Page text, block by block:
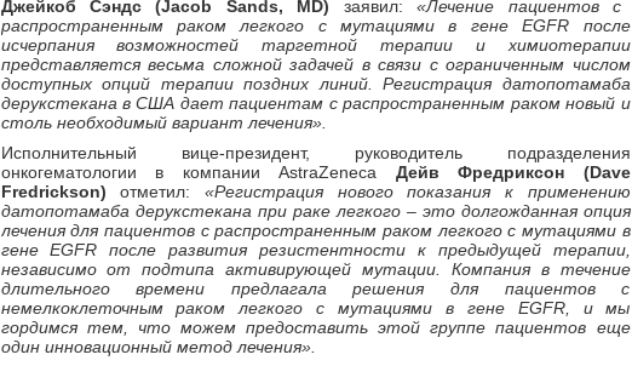
Джейкоб Сэндс (Jacob Sands, MD) заявил:«Лечение пациентов с
распространенным раком легкого с мутациями в гене EGFR после
исчерпания возможностей таргетной терапии и химиотерапии
представляется весьма сложной задачей в связи с ограниченным числом
доступных опций терапии поздних линий. Регистрация датопотамаба
дерукстекана в США дает пациентам с распространенным раком новый и
столь необходимый вариант лечения».
Исполнительный вице-президент, руководитель подразделения
онкогематологии в компании AstraZeneca Дейв Фредриксон (Dave
Fredrickson) отметил: «Регистрация нового показания к применению
датопотамаба дерукстекана при раке легкого – это долгожданная опция
лечения для пациентов с распространенным раком легкого с мутациями в
гене EGFR после развития резистентности к предыдущей терапии,
независимо от подтипа активирующей мутации. Компания в течение
длительного времени предлагала решения для пациентов с
немелкоклеточным раком легкого с мутациями в гене EGFR, и мы
гордимся тем, что можем предоставить этой группе пациентов еще
один инновационный метод лечения».